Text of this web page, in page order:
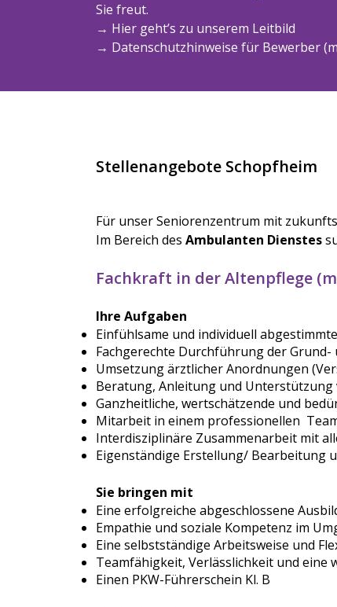
Sie freut.
→ Hier geht’s zu unserem Leitbild
→ Datenschutzhinweise für Bewerber
Stellenangebote Schopfheim
Für unser Seniorenzentrum mit
Im Bereich des Ambulanten Dienstes
Fachkraft in der Altenpflege
Ihre Aufgaben
Einfühlsame und individuell
Fachgerechte Durchführung der
Umsetzung ärztlicher Anordnungen
Beratung, Anleitung und
Ganzheitliche, wertschätzende und
Mitarbeit in einem professionellen
Interdisziplinäre Zusammenarbeit mit
Eigenständige Erstellung/ Bearbeitung
Sie bringen mit
Eine erfolgreiche abgeschlossene
Empathie und soziale Kompetenz im
Eine selbstständige Arbeitsweise und
Teamfähigkeit, Verlässlichkeit und eine
Einen PKW-Führerschein Kl. B